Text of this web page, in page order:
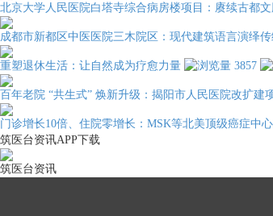
北京大学人民医院白塔寺综合病房楼项目：赓续古都
成都市新都区中医医院三木院区：现代建筑语言演绎
重塑退休生活：让自然成为疗愈力量 3857
百年老院 “共生式” 焕新升级：揭阳市人民医院改扩建
门诊增长10倍、住院零增长：MSK等北美顶级癌症中
筑医台资讯APP下载
筑医台资讯